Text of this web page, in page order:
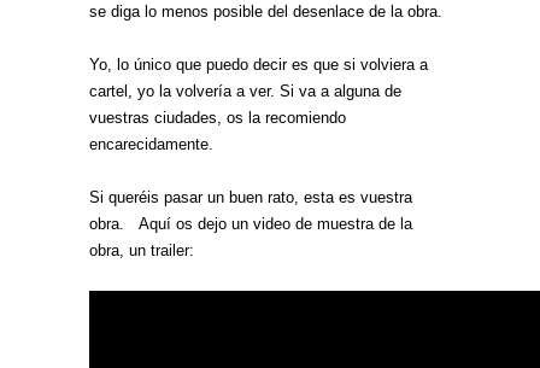
se diga lo menos posible del desenlace de la obra.
Yo, lo único que puedo decir es que si volviera a
cartel, yo la volvería a ver. Si va a alguna de
vuestras ciudades, os la recomiendo
encarecidamente.
Si queréis pasar un buen rato, esta es vuestra
obra. Aquí os dejo un video de muestra de la
obra, un trailer: